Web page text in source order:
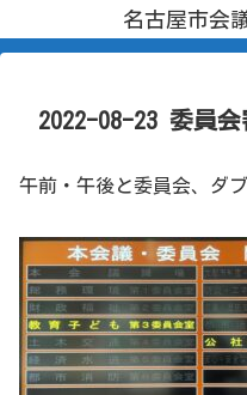
名古屋市会
2022-08-23 委員会
午前・午後と委員会、ダ